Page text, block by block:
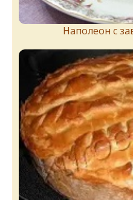
Наполеон с